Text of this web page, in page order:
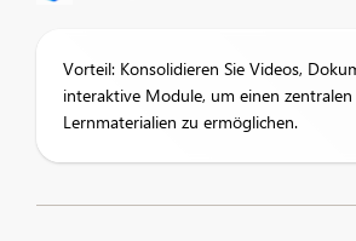
Vorteil: Konsolidieren Sie Videos,
interaktive Module, um einen
Lernmaterialien zu ermöglichen.